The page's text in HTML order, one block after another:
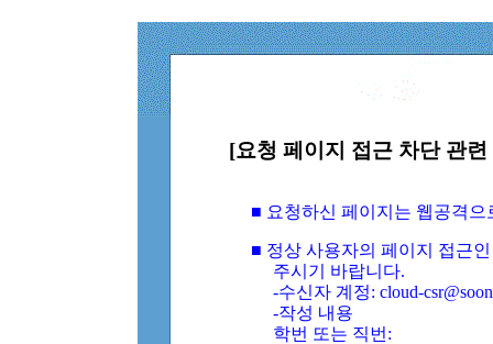
[요청 페이지 접근 차단 관
■ 요청하신 페이지는 웹공격
■ 정상 사용자의 페이지 접근
주시기 바랍니다.
-수신자 계정: cloud-
-작성 내용
학번 또는 직번: